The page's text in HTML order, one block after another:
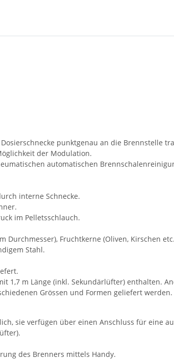
punktgenau an die Brennstelle
der Modulation.
automatischen
interne Schnecke.
im Pelletsschlauch.
Fruchtkerne (Oliven, Kirschen
Stahl.
1,7 m Länge (inkl. Sekundärlüfter) enthalten.
Grössen und Formen geliefert werden.
sie verfügen über einen Anschluss für eine
des Brenners mittels Handy.